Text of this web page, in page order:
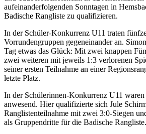
aufeinanderfolgenden Sonntagen in
Badische Rangliste zu qualifizieren.
In der Schüler-Konkurrenz U11 traten
Vorrundengruppen gegeneinander an.
Tag etwas das Glück: Mit zwei knappen
zwei weiteren mit jeweils 1:3 verlorenen
seiner ersten Teilnahme an einer
letzte Platz.
In der Schülerinnen-Konkurrenz U11
anwesend. Hier qualifizierte sich Jule
Ranglistenteilnahme mit zwei 3:0-Siegen
als Gruppendritte für die Badische Rangliste.